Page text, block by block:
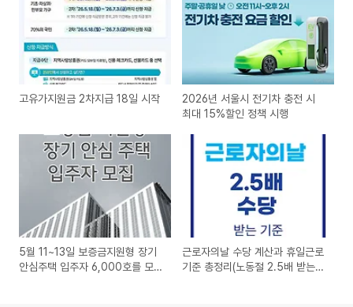
고유가지원금 2차지급 18일 시작
2026년 서울시 전기차 충전 시
최대 15%할인 정책 시행
5월 11~13일 보증금지원형 장기
안심주택 입주자 6,000호를 모집
근로자의날 수당 계산과 휴일근로
기준 총정리(노동절 2.5배 받는